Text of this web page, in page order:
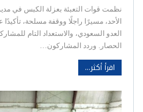
نظمت قوات التعبئة بعزلة الكبس في
الأحد، مسيرًا راجلًا ووقفة مسلحة،
العدو السعودي، والاستعداد التام
الحصار. وردد المشاركون…
اقرأ أكثر...